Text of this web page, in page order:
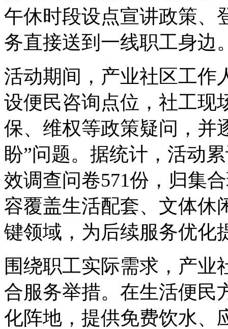
午休时段设点宣讲政策、
务直接送到一线职工身边
活动期间，产业社区工作
设便民咨询点位，社工现
保、维权等政策疑问，并
盼”问题。据统计，活动
效调查问卷571份，归集
容覆盖生活配套、文体休
键领域，为后续服务优化
围绕职工实际需求，产业
合服务举措。在生活便民
化阵地，提供免费饮水、